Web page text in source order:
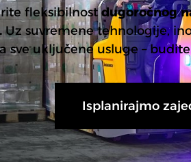
fleksibilnostdugoročnog
.Uz suvremene tehnologije,
sve uključene usluge –
Isplanirajmo